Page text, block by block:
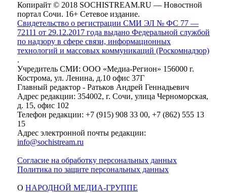
Копирайт © 2018 SOCHISTREAM.RU — Новостной
портал Сочи. 16+ Сетевое издание.
Свидетельство о регистрации СМИ ЭЛ № ФС 77 —
72111 от 29.12.2017 года выдано Федеральной службой
по надзору в сфере связи, информационных
технологий и массовых коммуникаций (Роскомнадзор)
.
Учредитель СМИ: ООО «Медиа-Регион» 156000 г.
Кострома, ул. Ленина, д.10 офис 37Г
Главный редактор - Ратьков Андрей Геннадьевич
Адрес редакции: 354002, г. Сочи, улица Черноморская,
д. 15, офис 102
Телефон редакции: +7 (915) 908 33 00, +7 (862) 555 13
15
Адрес электронной почты редакции:
info@sochistream.ru
Согласие на обработку персональных данных
Политика по защите персональных данных
О НАРОДНОЙ МЕДИА-ГРУППЕ